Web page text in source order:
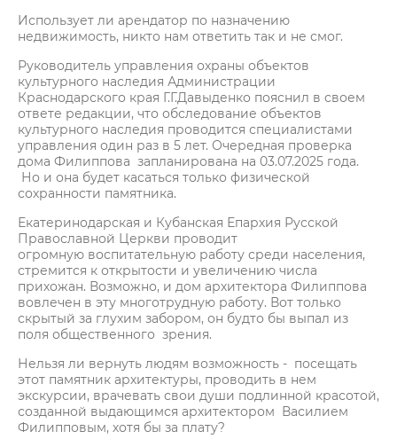
Использует ли арендатор по назначению
недвижимость, никто нам ответить так и не смог.
Руководитель управления охраны объектов
культурного наследия Администрации
Краснодарского края Г.Г.Давыденко пояснил в своем
ответе редакции, что обследование объектов
культурного наследия проводится специалистами
управления один раз в 5 лет. Очередная проверка
дома Филиппова запланирована на 03.07.2025 года.
Но и она будет касаться только физической
сохранности памятника.
Екатеринодарская и Кубанская Епархия Русской
Православной Церкви проводит
огромную воспитательную работу среди населения,
стремится к открытости и увеличению числа
прихожан. Возможно, и дом архитектора Филиппова
вовлечен в эту многотрудную работу. Вот только
скрытый за глухим забором, он будто бы выпал из
поля общественного зрения.
Нельзя ли вернуть людям возможность - посещать
этот памятник архитектуры, проводить в нем
экскурсии, врачевать свои души подлинной красотой,
созданной выдающимся архитектором Василием
Филипповым, хотя бы за плату?